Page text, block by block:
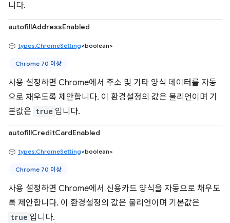
니다.
autofillAddressEnabled
types.ChromeSetting<boolean>
Chrome 70 이상
사용 설정하면 Chrome에서 주소 및 기타 양식 데이터를 자동
으로 채우도록 제안합니다. 이 환경설정의 값은 불리언이며 기
본값은 true 입니다.
autofillCreditCardEnabled
types.ChromeSetting<boolean>
Chrome 70 이상
사용 설정하면 Chrome에서 신용카드 양식을 자동으로 채우도
록 제안합니다. 이 환경설정의 값은 불리언이며 기본값은
true 입니다.